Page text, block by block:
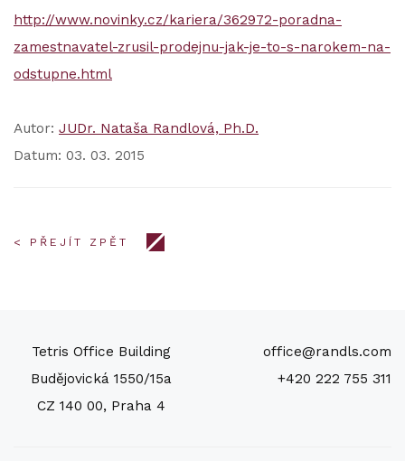
http://www.novinky.cz/kariera/362972-poradna-
zamestnavatel-zrusil-prodejnu-jak-je-to-s-narokem-na-
odstupne.html
Autor: JUDr. Nataša Randlová, Ph.D.
Datum: 03. 03. 2015
< PŘEJÍT ZPĚT
Tetris Office Building
Budějovická 1550/15a
CZ 140 00, Praha 4
office@randls.com
+420 222 755 311